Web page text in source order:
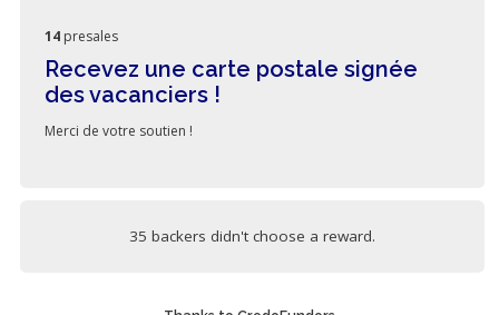
14 presales
Recevez une carte postale signée
des vacanciers !
Merci de votre soutien !
35 backers didn't choose a reward.